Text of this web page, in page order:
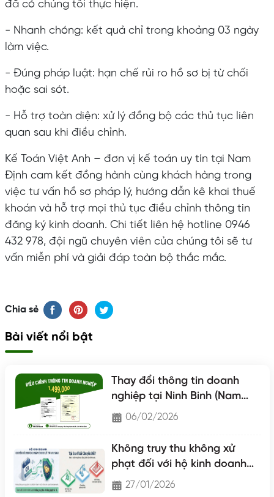
đã có chúng tôi thực hiện.
- Nhanh chóng: kết quả chỉ trong khoảng 03 ngày
làm việc.
- Đúng pháp luật: hạn chế rủi ro hồ sơ bị từ chối
hoặc sai sót.
- Hỗ trợ toàn diện: xử lý đồng bộ các thủ tục liên
quan sau khi điều chỉnh.
Kế Toán Việt Anh – đơn vị kế toán uy tín tại Nam
Định cam kết đồng hành cùng khách hàng trong
việc tư vấn hồ sơ pháp lý, hướng dẫn kê khai thuế
khoán và hỗ trợ mọi thủ tục điều chỉnh thông tin
đăng ký kinh doanh. Chi tiết liên hệ hotline 0946
432 978, đội ngũ chuyên viên của chúng tôi sẽ tư
vấn miễn phí và giải đáp toàn bộ thắc mắc.
Chia sẻ
Bài viết nổi bật
Thay đổi thông tin doanh
nghiệp tại Ninh Binh (Nam
Định - Hà Nam - Ninh Binh)
06/02/2026
Không truy thu không xử
phạt đối với hộ kinh doanh
chuyển lên hộ khoán
27/01/2026